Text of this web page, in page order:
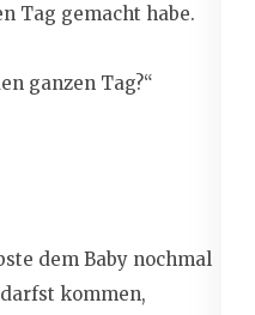
Tag gemacht habe.
ganzen Tag?“
dem Baby nochmal
kommen,